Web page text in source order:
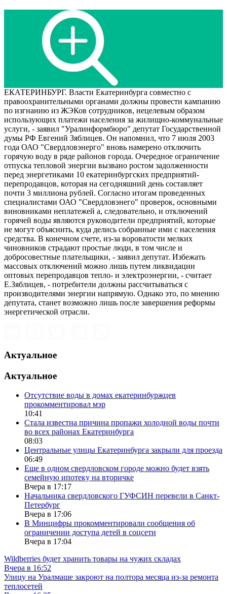
ЕКАТЕРИНБУРГ. Власти Екатеринбурга совместно с
правоохранительными органами должны провести кампанию
по изгнанию из ЖЭКов сотрудников, нецелевым образом
использующих платежи населения за жилищно-коммунальные
услуги, - заявил "Уралинформбюро" депутат Государственной
думы РФ Евгений Зяблицев. Он напомнил, что 7 июля 2003
года ОАО "Свердловэнерго" вновь намерено отключить
горячую воду в ряде районов города. Очередное ограничение
отпуска тепловой энергии вызвано ростом задолженности
перед энергетиками 10 екатеринбургских предприятий-
перепродавцов, которая на сегодняшний день составляет
почти 3 миллиона рублей. Согласно итогам проведенных
специалистами ОАО "Свердловэнего" проверок, основными
виновниками неплатежей а, следовательно, и отключений
горячей воды являются руководители предприятий, которые
не могут объяснить, куда делись собранные ими с населения
средства. В конечном счете, из-за вороватости мелких
чиновников страдают простые люди, в том числе и
добросовестные плательщики, - заявил депутат. Избежать
массовых отключений можно лишь путем ликвидации
оптовых перепродавцов тепло- и электроэнергии, - считает
Е.Зяблицев, - потребители должны рассчитываться с
производителями энергии напрямую. Однако это, по мнению
депутата, станет возможно лишь после завершения реформы
энергетической отрасли.
Актуальное
Актуальное
Отсутствие воды в домах екатеринбуржцев
прокомментировал мэр
10:41
Стала известна причина пропажи холодной воды почти
во всех районах Екатеринбурга
08:03
Центральные улицы Екатеринбурга закрыли для проезда
06:49
Еще в одном свердловском городе можно будет взять
семейную ипотеку на вторичке
Вчера в 17:17
Начальника свердловского ГУФСИН перевели в Санкт-
Петербург
Вчера в 17:06
В Минцифры прокомментировали сообщения об
ограничении доступа детей в соцсети
Вчера в 17:04
Wildberries будет хранить товары на чужих складах
Вчера в 16:52
Улицу на Уралмаше закроют на полтора месяца из-за ремонта
теплосетей